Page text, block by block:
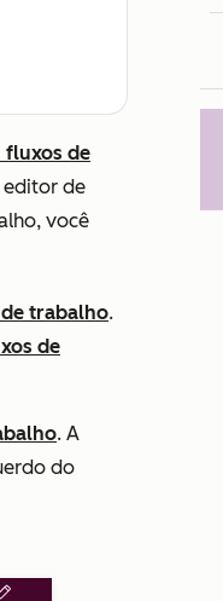
fluxos de
editor de
você
trabalho.
de
. A
do